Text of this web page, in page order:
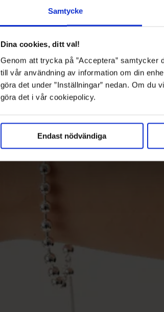
Samtycke
Dina cookies, ditt val!
Genom att trycka på ”Acceptera”
till vår användning av information om din
göra det under ”Inställningar” nedan. Om
göra det i vår cookiepolicy.
Endast nödvändiga